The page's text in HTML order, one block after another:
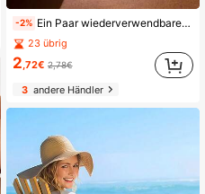
-2% Ein Paar wiederverwendbare Silikon-Brustpads, die unsichtbaren Lift und Halt für die Brust bieten. Geeignet für Badebekleidung und Dessous, die weiche Polsterung verstärkt den Lifting-Effekt und ist perfekt für Bikinis, Hochzeitskleider, Abendkleider und Tanktops.
23 übrig
2 ,72€ 2,78€
3andere Händler